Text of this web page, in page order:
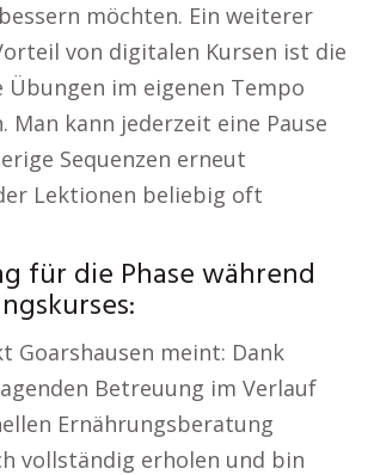
möchten. Ein weiterer
von digitalen Kursen ist die
im eigenen Tempo
Man kann jederzeit eine Pause
Sequenzen erneut
Lektionen beliebig oft
für die Phase während
Goarshausen meint: Dank
Betreuung im Verlauf
Ernährungsberatung
vollständig erholen und bin